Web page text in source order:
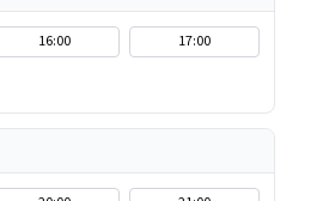
16:00
17:00